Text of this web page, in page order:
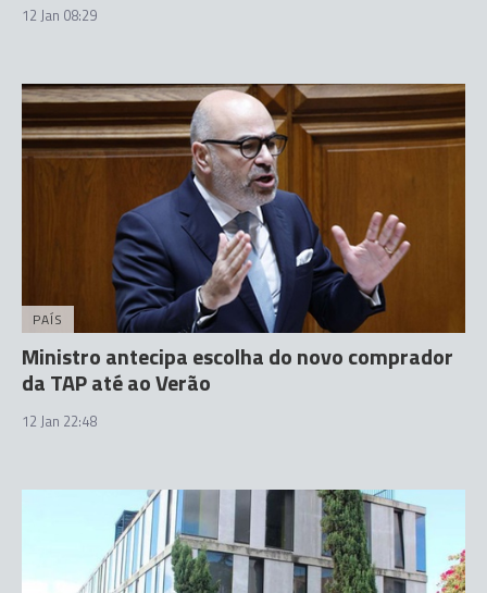
12 Jan 08:29
PAÍS
Ministro antecipa escolha do novo comprador
da TAP até ao Verão
12 Jan 22:48